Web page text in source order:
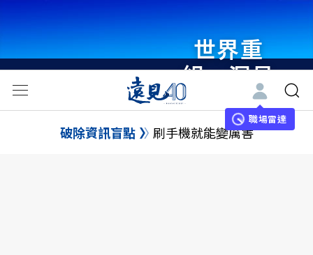
世界重
組・洞見
未來 與
世界領袖
職場雷達
破除資訊盲點 刷手機就能變厲害